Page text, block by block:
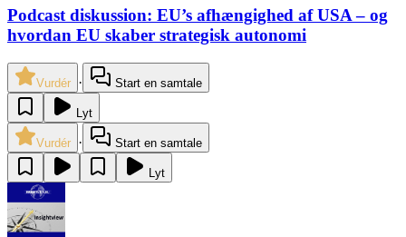
P‌odcast diskussion: EU’s afhængighed af USA – og
hvordan EU skaber strategisk autonomi
Vurdér · Start en samtale
Lyt
Vurdér · Start en samtale
Lyt